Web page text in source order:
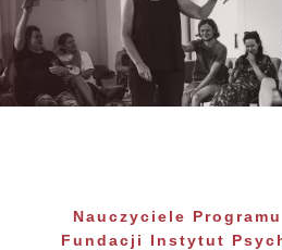
Nauczyciele
Fundacji Instytut